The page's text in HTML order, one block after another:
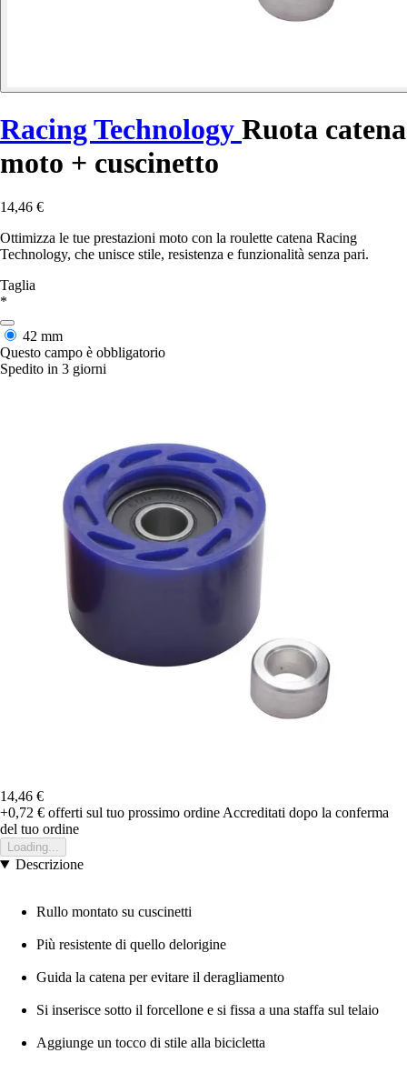
Racing Technology Ruota catena
moto + cuscinetto
14,46 €
Ottimizza le tue prestazioni moto con la roulette catena Racing
Technology, che unisce stile, resistenza e funzionalità senza pari.
Taglia
*
42 mm
Questo campo è obbligatorio
Spedito in 3 giorni
14,46 €
+0,72 € offerti sul tuo prossimo ordine Accreditati dopo la conferma
del tuo ordine
Loading...
Descrizione
Rullo montato su cuscinetti
Più resistente di quello delorigine
Guida la catena per evitare il deragliamento
Si inserisce sotto il forcellone e si fissa a una staffa sul telaio
Aggiunge un tocco di stile alla bicicletta